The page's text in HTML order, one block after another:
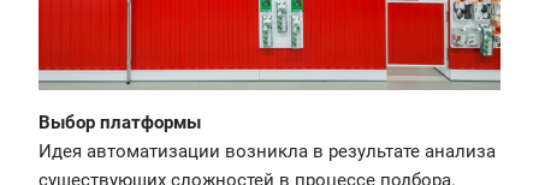
Выбор платформы
Идея автоматизации возникла в результате анализа